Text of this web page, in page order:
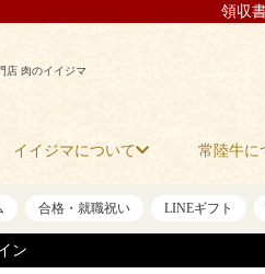
領収
肉のイイジマ
イイジマについて 常陸牛に
合格・就職祝い LINEギフト
ン